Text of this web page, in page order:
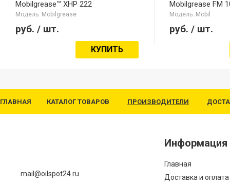
Mobilgrease™ XHP 222
Модель: Mobilgrease
руб. / шт.
КУПИТЬ
Mobilgrease FM
Модель: Mobil
руб. / шт.
ГЛАВНАЯ КАТАЛОГ ТОВАРОВ ПРОИЗВОДИТЕЛИ
mail@oilspot24.ru
Информация
Главная
Доставка и оплата